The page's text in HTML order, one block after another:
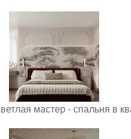
мастер - спальня в